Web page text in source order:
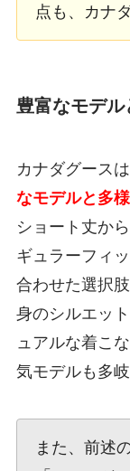
点も、カナ
豊富なモデ
カナダグース
なモデルと多
ショート丈か
ギュラーフィ
合わせた選択
身のシルエッ
ュアルな着こ
気モデルも多
また、前述